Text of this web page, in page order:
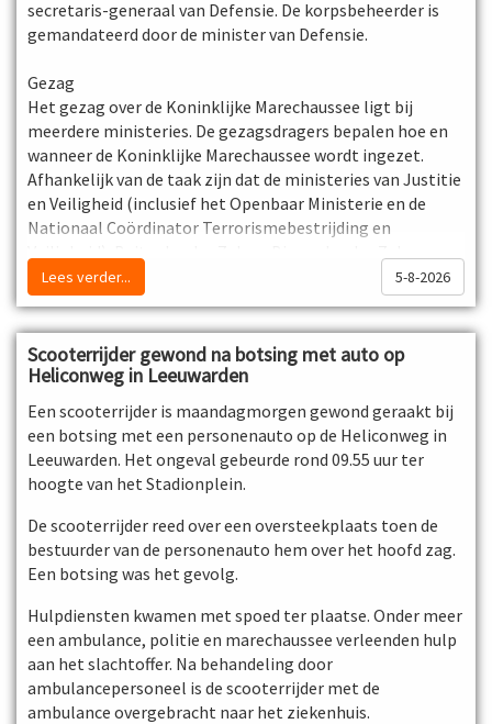
secretaris-generaal van Defensie. De korpsbeheerder is
gemandateerd door de minister van Defensie.
Gezag
Het gezag over de Koninklijke Marechaussee ligt bij
meerdere ministeries. De gezagsdragers bepalen hoe en
wanneer de Koninklijke Marechaussee wordt ingezet.
Afhankelijk van de taak zijn dat de ministeries van Justitie
en Veiligheid (inclusief het Openbaar Ministerie en de
Nationaal Coördinator Terrorismebestrijding en
Koninkrijksrelaties en Defensie.
Samenwerkingsverbanden
Om haar taken goed te kunnen uitvoeren, werkt de
Koninklijke Marechaussee samen met partners in binnen
delen en personeel beschikbaar te stellen voor lokale,
nationale en internationale samenwerkingsverbanden.
Voorbeelden van binnenlandse partners zijn de Nationale
Politie, het Openbaar Ministerie, Douane, Kustwacht, de
Immigratie- en Naturalisatiedienst en de Algemene
Inlichtingen- en Veiligheidsdienst. Internationale
samenwerkingsverbanden zijn er met bijvoorbeeld
Frontex, het Europees agentschap voor het beheer van de
operationele samenwerking aan de buitengrenzen van de
EU. De FIEP (International Association of Gendarmeries
and Police Forces with Military Status) en EUROGENDFOR
(European Gendarmerie Force) zijn voorbeelden van
multinationale samenwerkingsverbanden met
Lees verder... 5-8-2026
Scooterrijder gewond na botsing met auto op
Heliconweg in Leeuwarden
Een scooterrijder is maandagmorgen gewond geraakt bij
een botsing met een personenauto op de Heliconweg in
Leeuwarden. Het ongeval gebeurde rond 09.55 uur ter
hoogte van het Stadionplein.
De scooterrijder reed over een oversteekplaats toen de
bestuurder van de personenauto hem over het hoofd zag.
Een botsing was het gevolg.
Hulpdiensten kwamen met spoed ter plaatse. Onder meer
een ambulance, politie en marechaussee verleenden hulp
aan het slachtoffer. Na behandeling door
ambulancepersoneel is de scooterrijder met de
ambulance overgebracht naar het ziekenhuis.